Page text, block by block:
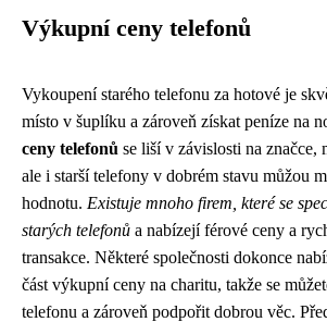
Výkupní ceny telefonů
Vykoupení starého telefonu za hotové je
místo v šuplíku a zároveň získat peníze na
ceny telefonů se liší v závislosti na značce,
ale i starší telefony v dobrém stavu můžou
hodnotu. Existuje mnoho firem, které se
starých telefonů a nabízejí férové ceny a
transakce. Některé společnosti dokonce
část výkupní ceny na charitu, takže se
telefonu a zároveň podpořit dobrou věc.